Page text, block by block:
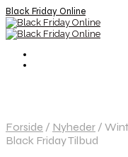
Black Friday Online
Forside / Nyheder /
Black Friday Tilbud